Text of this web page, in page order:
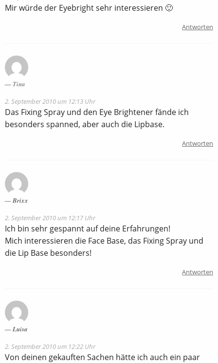
Mir würde der Eyebright sehr interessieren 🙂
Antworten
Tina
2. September 2010 um 12:13 Uhr
Das Fixing Spray und den Eye Brightener fände ich
besonders spanned, aber auch die Lipbase.
Antworten
Brixx
2. September 2010 um 12:17 Uhr
Ich bin sehr gespannt auf deine Erfahrungen!
Mich interessieren die Face Base, das Fixing Spray und
die Lip Base besonders!
Antworten
Luisa
2. September 2010 um 12:22 Uhr
Von deinen gekauften Sachen hätte ich auch ein paar